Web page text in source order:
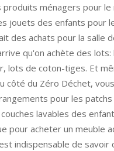
ménagers pour
jouets des enfants pour le
des achats pour la salle
qu'on achète des
lots de coton-tiges. Et
côté du Zéro Déchet,
pour les
lavables des
pour acheter un meuble
indispensable de savoir